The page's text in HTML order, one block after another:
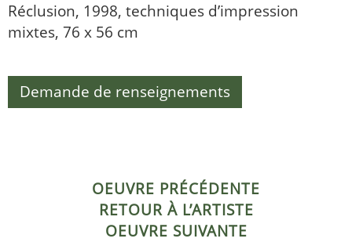
Réclusion, 1998, techniques d’impression
mixtes, 76 x 56 cm
Demande de renseignements
OEUVRE PRÉCÉDENTE
RETOUR À L’ARTISTE
OEUVRE SUIVANTE